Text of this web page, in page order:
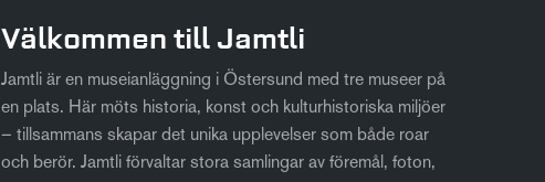
Välkommen till Jamtli
Jamtli är en museianläggning i Östersund med tre museer på
en plats. Här möts historia, konst och kulturhistoriska miljöer
– tillsammans skapar det unika upplevelser som både roar
och berör. Jamtli förvaltar stora samlingar av föremål, foton,